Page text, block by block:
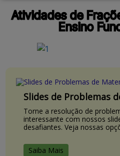
Atividades de
Ensino
Slides de Problemas
Torne a resolução de
interessante com nossos
desafiantes. Veja nossas
Saiba Mais